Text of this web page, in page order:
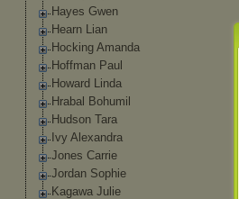
Hayes Gwen
Hearn Lian
Hocking Amanda
Hoffman Paul
Howard Linda
Hrabal Bohumil
Hudson Tara
Ivy Alexandra
Jones Carrie
Jordan Sophie
Kagawa Julie